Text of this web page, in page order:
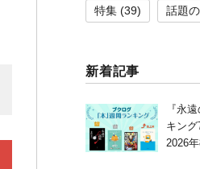
特集 (39) 話題
新着記事
『永
キング
2026